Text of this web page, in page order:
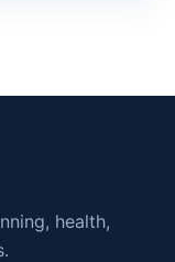
health,